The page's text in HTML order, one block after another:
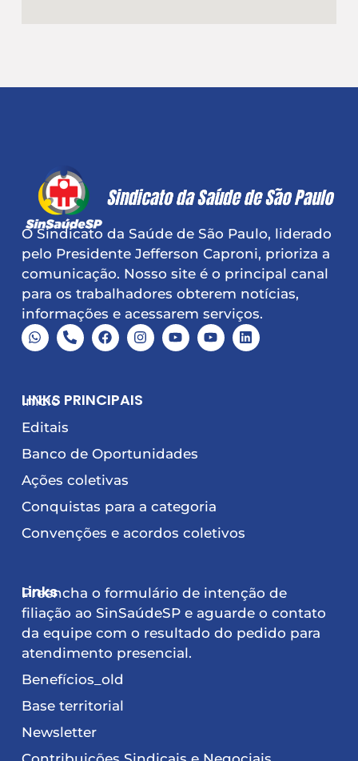
O Sindicato da Saúde de São Paulo, liderado
pelo Presidente Jefferson Caproni, prioriza a
comunicação. Nosso site é o principal canal
para os trabalhadores obterem notícias,
informações e acessarem serviços.
LINKS PRINCIPAIS
Início
Editais
Banco de Oportunidades
Ações coletivas
Conquistas para a categoria
Convenções e acordos coletivos
Links
Preencha o formulário de intenção de
filiação ao SinSaúdeSP e aguarde o contato
da equipe com o resultado do pedido para
atendimento presencial.
Benefícios_old
Base territorial
Newsletter